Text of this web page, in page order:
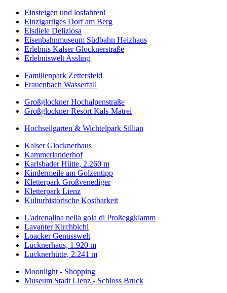
Einsteigen und losfahren!
Einzigartiges Dorf am Berg
Eisdiele Deliziosa
Eisenbahnmuseum Südbahn Heizhaus
Erlebnis Kalser Glocknerstraße
Erlebniswelt Assling
Familienpark Zettersfeld
Frauenbach Wasserfall
Großglockner Hochalpenstraße
Großglockner Resort Kals-Matrei
Hochseilgarten & Wichtelpark Sillian
Kalser Glocknerhaus
Kammerlanderhof
Karlsbader Hütte, 2.260 m
Kindermeile am Golzentipp
Kletterpark Großvenediger
Kletterpark Lienz
Kulturhistorische Kostbarkeit
L'adrenalina nella gola di Proßeggklamm
Lavanter Kirchbichl
Loacker Genusswelt
Lucknerhaus, 1.920 m
Lucknerhütte, 2.241 m
Moonlight - Shopping
Museum Stadt Lienz - Schloss Bruck